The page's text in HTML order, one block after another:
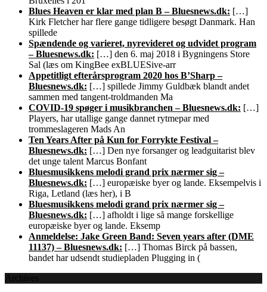
Blues Heaven er klar med plan B – Bluesnews.dk: […]
Kirk Fletcher har flere gange tidligere besøgt Danmark. Han
spillede
Spændende og varieret, nyrevideret og udvidet program
– Bluesnews.dk: […] den 6. maj 2018 i Bygningens Store
Sal (læs om KingBee exBLUESive-arr
Appetitligt efterårsprogram 2020 hos B’Sharp –
Bluesnews.dk: […] spillede Jimmy Guldbæk blandt andet
sammen med tangent-troldmanden Ma
COVID-19 spøger i musikbranchen – Bluesnews.dk: […]
Players, har utallige gange dannet rytmepar med
trommeslageren Mads An
Ten Years After på Kun for Forrykte Festival –
Bluesnews.dk: […] Den nye forsanger og leadguitarist blev
det unge talent Marcus Bonfant
Bluesmusikkens melodi grand prix nærmer sig –
Bluesnews.dk: […] europæiske byer og lande. Eksempelvis i
Riga, Letland (læs her), i B
Bluesmusikkens melodi grand prix nærmer sig –
Bluesnews.dk: […] afholdt i lige så mange forskellige
europæiske byer og lande. Eksemp
Anmeldelse: Jake Green Band: Seven years after (DME
11137) – Bluesnews.dk: […] Thomas Birck på bassen,
bandet har udsendt studiepladen Plugging in (
Archives